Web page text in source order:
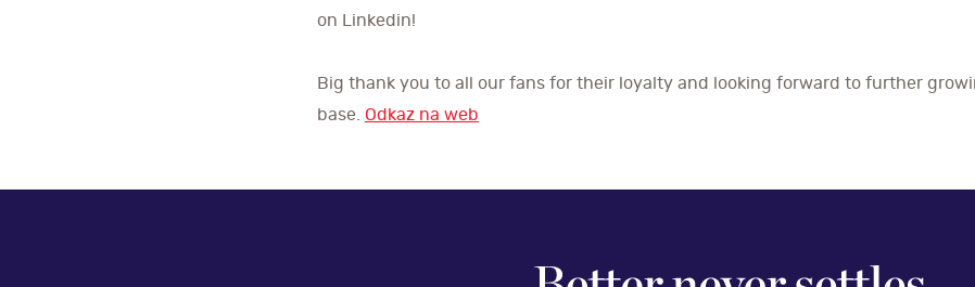
on Linkedin!
Big thank you to all our fans for their loyalty and looking forward to further
base. Odkaz na web